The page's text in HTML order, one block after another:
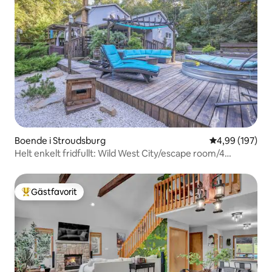
Boende i Stroudsburg 4,99 av 5 i
4,99 (197)
Helt enkelt fridfullt: Wild West City/escape room/4
Populär gästfavorit
Gästfavorit